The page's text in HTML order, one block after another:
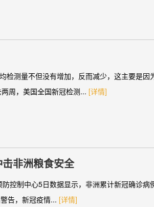
测量不但没有增加，反而减少，这主要是因
周，美国全国新冠检测... [详情]
非洲粮食安全
控制中心5日数据显示，非洲累计新冠确诊病
告，新冠疫情... [详情]